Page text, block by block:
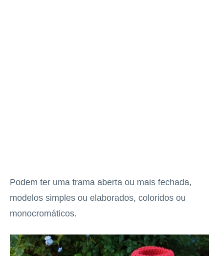
Podem ter uma trama aberta ou mais fechada,
modelos simples ou elaborados, coloridos ou
monocromáticos.